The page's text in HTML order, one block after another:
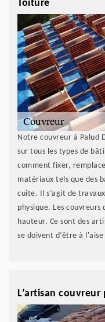
Toiture
Notre couvreur à Palud
sur tous les types de
comment fixer,
matériaux tels que des
cuite. Il s’agit de
physique. Les
hauteur. Ce sont des
se doivent d’être à
L’artisan